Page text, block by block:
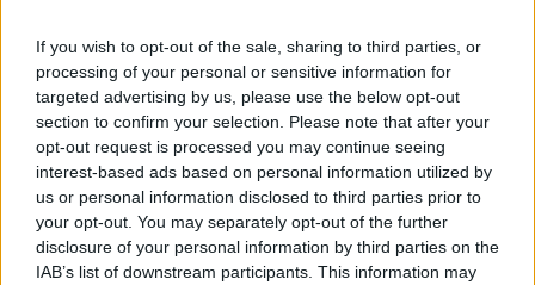
If you wish to opt-out of the sale, sharing to third parties, or
processing of your personal or sensitive information for
targeted advertising by us, please use the below opt-out
section to confirm your selection. Please note that after your
opt-out request is processed you may continue seeing
interest-based ads based on personal information utilized by
us or personal information disclosed to third parties prior to
your opt-out. You may separately opt-out of the further
disclosure of your personal information by third parties on the
IAB’s list of downstream participants. This information may
ταυτοτικές αλλαγές. Αν θες να πολιτευτείς στα 21,
θα πρέπει να έχεις υπηρετήσει τη στρατιωτική σου
θητεία.
Στο πλαίσιο του βουλευτή-υπουργού, προτείνω το
απόλυτο ασυμβίβαστο βουλευτή-υπουργού. Να
υπάρχει ασυμβίβαστο του κοινοβουλευτικού
υπουργού, να πολιτευτεί ως βουλευτής.